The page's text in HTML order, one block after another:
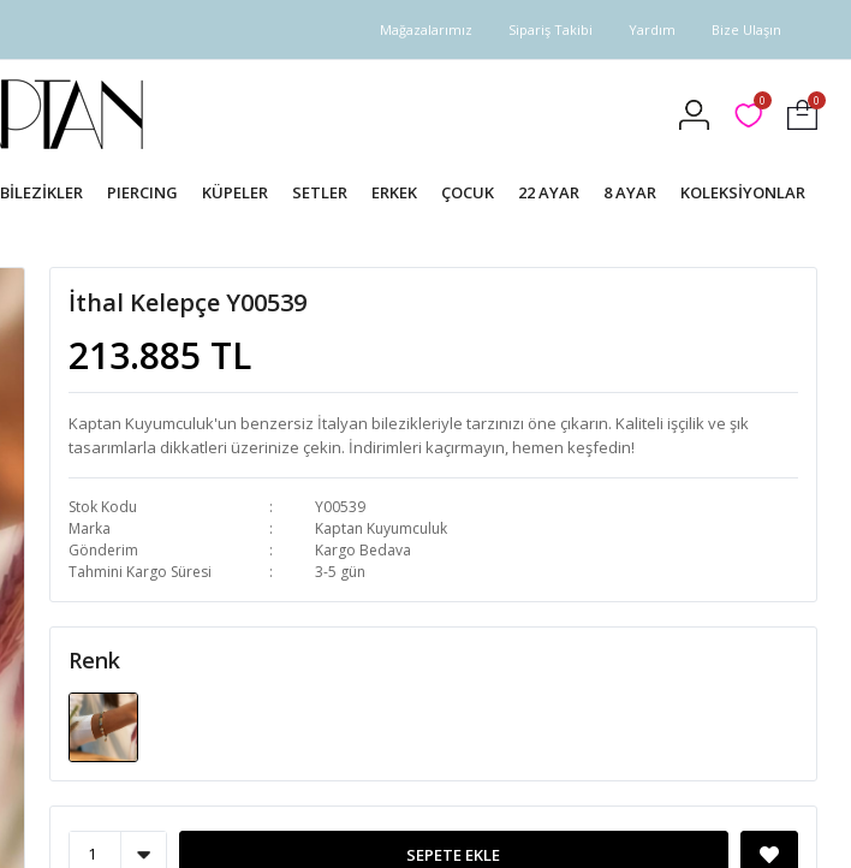
Mağazalarımız Sipariş Takibi Yardım Bize Ulaşın
0 0
BİLEZİKLER PIERCING KÜPELER SETLER ERKEK ÇOCUK 22 AYAR 8 AYAR KOLEKSİYONLAR
İthal Kelepçe Y00539
213.885 TL
Kaptan Kuyumculuk'un benzersiz İtalyan bilezikleriyle tarzınızı öne çıkarın. Kaliteli işçilik ve şık
tasarımlarla dikkatleri üzerinize çekin. İndirimleri kaçırmayın, hemen keşfedin!
Stok Kodu
Y00539
Marka
Kaptan Kuyumculuk
Gönderim
Kargo Bedava
Tahmini Kargo Süresi
3-5 gün
Renk
SEPETE EKLE